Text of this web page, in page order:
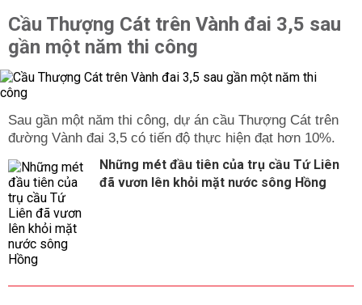
Cầu Thượng Cát trên Vành đai 3,5 sau
gần một năm thi công
Sau gần một năm thi công, dự án cầu Thượng Cát trên
đường Vành đai 3,5 có tiến độ thực hiện đạt hơn 10%.
Những mét đầu tiên của trụ cầu Tứ Liên
đã vươn lên khỏi mặt nước sông Hồng